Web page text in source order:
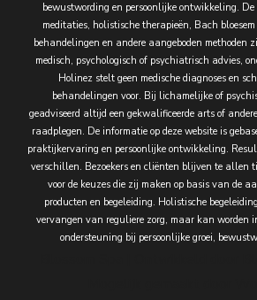
bewustwording en persoonlijke ontwikkeling.
meditaties, holistische therapieën, Bach bloesem
behandelingen en andere aangeboden methoden
medisch, psychologisch of psychiatrisch advies,
Holinez stelt geen medische diagnoses en
behandelingen voor. Bij lichamelijke of
geadviseerd altijd een gekwalificeerde arts of
raadplegen. De informatie op deze website is
praktijkervaring en persoonlijke ontwikkeling.
verschillen. Bezoekers en cliënten blijven te allen
voor de keuzes die zij maken op basis van de
producten en begeleiding. Holistische
vervangen van reguliere zorg, maar kan worden
ondersteuning bij persoonlijke groei,